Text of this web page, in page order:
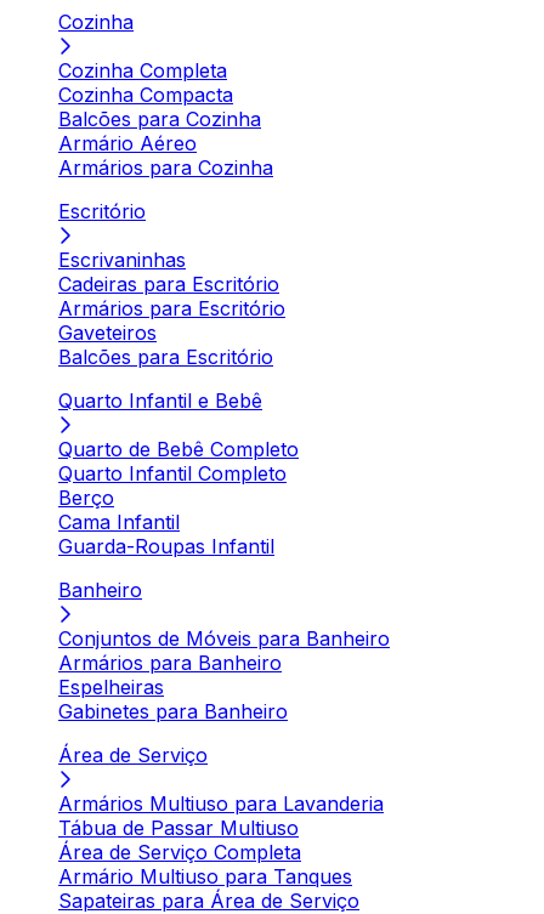
Cozinha
Cozinha Completa
Cozinha Compacta
Balcões para Cozinha
Armário Aéreo
Armários para Cozinha
Escritório
Escrivaninhas
Cadeiras para Escritório
Armários para Escritório
Gaveteiros
Balcões para Escritório
Quarto Infantil e Bebê
Quarto de Bebê Completo
Quarto Infantil Completo
Berço
Cama Infantil
Guarda-Roupas Infantil
Banheiro
Conjuntos de Móveis para Banheiro
Armários para Banheiro
Espelheiras
Gabinetes para Banheiro
Área de Serviço
Armários Multiuso para Lavanderia
Tábua de Passar Multiuso
Área de Serviço Completa
Armário Multiuso para Tanques
Sapateiras para Área de Serviço